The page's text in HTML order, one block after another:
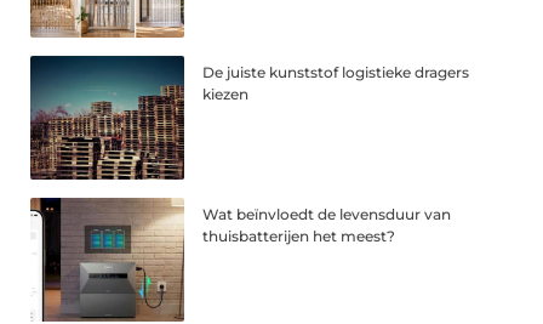
De juiste kunststof logistieke dragers
kiezen
Wat beïnvloedt de levensduur van
thuisbatterijen het meest?